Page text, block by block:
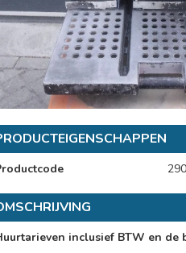
inclusief BTW en de